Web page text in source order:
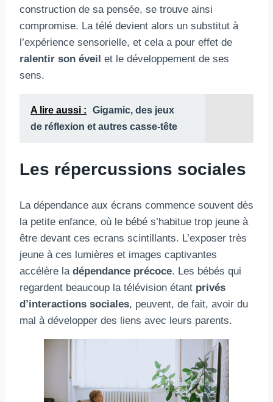
construction de sa pensée, se trouve ainsi
compromise. La télé devient alors un substitut à
l’expérience sensorielle, et cela a pour effet de
ralentir son éveil et le développement de ses
sens.
A lire aussi :
Gigamic, des jeux
de réflexion et autres casse-tête
Les répercussions sociales
La dépendance aux écrans commence souvent dès
la petite enfance, où le bébé s’habitue trop jeune à
être devant ces ecrans scintillants. L’exposer très
jeune à ces lumières et images captivantes
accélère la dépendance précoce. Les bébés qui
regardent beaucoup la télévision étant privés
d’interactions sociales, peuvent, de fait, avoir du
mal à développer des liens avec leurs parents.